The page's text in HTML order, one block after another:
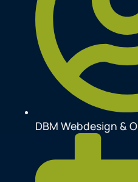
DBM Webdesign &